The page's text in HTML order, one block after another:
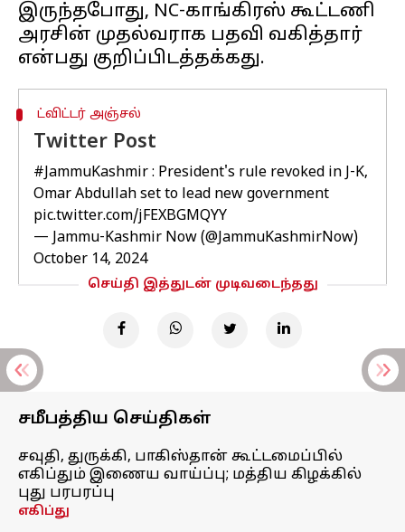
இருந்தபோது, ​​NC-காங்கிரஸ் கூட்டணி
அரசின் முதல்வராக பதவி வகித்தார்
ட்விட்டர் அஞ்சல்
Twitter Post
#JammuKashmir : President's rule revoked in J-K,
Omar Abdullah set to lead new government
pic.twitter.com/jFEXBGMQYY
— Jammu-Kashmir Now (@JammuKashmirNow)
October 14, 2024
செய்தி இத்துடன் முடிவடைந்தது
சமீபத்திய செய்திகள்
சவுதி, துருக்கி, பாகிஸ்தான் கூட்டமைப்பில்
எகிப்தும் இணைய வாய்ப்பு; மத்திய கிழக்கில்
புது பரபரப்பு
எகிப்து